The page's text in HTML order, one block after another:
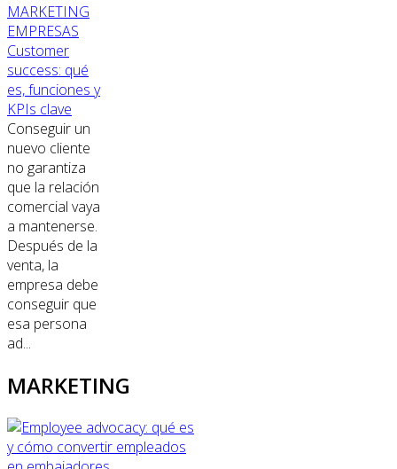
MARKETING
EMPRESAS
Customer
success: qué
es, funciones y
KPIs clave
Conseguir un
nuevo cliente
no garantiza
que la relación
comercial vaya
a mantenerse.
Después de la
venta, la
empresa debe
conseguir que
esa persona
ad...
MARKETING